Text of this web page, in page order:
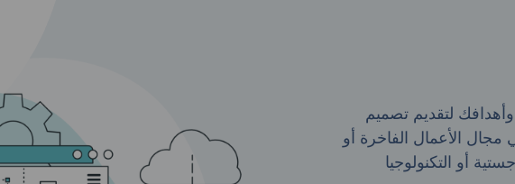
وأهدافك لتقديم تصميم
الأعمال الفاخرة أو
أو التكنولوجيا